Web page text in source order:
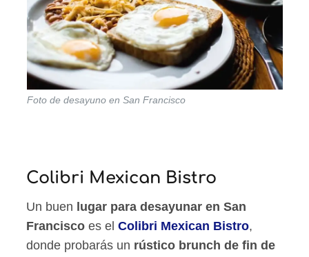
Foto de desayuno en San Francisco
Colibri Mexican Bistro
Un buen lugar para desayunar en San
Francisco es elColibri Mexican Bistro,
donde probarás un rústico brunch de fin de